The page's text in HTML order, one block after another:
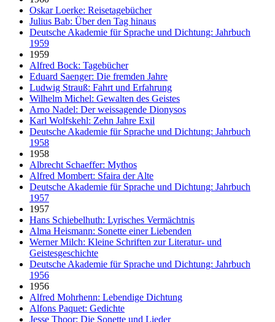
Oskar Loerke: Reisetagebücher
Julius Bab: Über den Tag hinaus
Deutsche Akademie für Sprache und Dichtung: Jahrbuch
1959
1959
Alfred Bock: Tagebücher
Eduard Saenger: Die fremden Jahre
Ludwig Strauß: Fahrt und Erfahrung
Wilhelm Michel: Gewalten des Geistes
Arno Nadel: Der weissagende Dionysos
Karl Wolfskehl: Zehn Jahre Exil
Deutsche Akademie für Sprache und Dichtung: Jahrbuch
1958
1958
Albrecht Schaeffer: Mythos
Alfred Mombert: Sfaira der Alte
Deutsche Akademie für Sprache und Dichtung: Jahrbuch
1957
1957
Hans Schiebelhuth: Lyrisches Vermächtnis
Alma Heismann: Sonette einer Liebenden
Werner Milch: Kleine Schriften zur Literatur- und
Geistesgeschichte
Deutsche Akademie für Sprache und Dichtung: Jahrbuch
1956
1956
Alfred Mohrhenn: Lebendige Dichtung
Alfons Paquet: Gedichte
Jesse Thoor: Die Sonette und Lieder